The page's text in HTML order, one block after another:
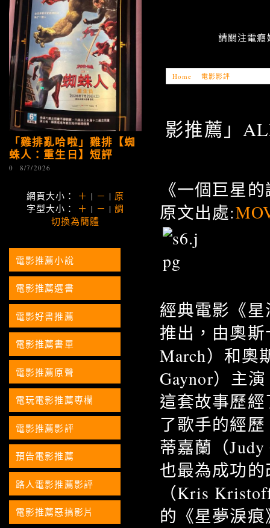
請關注電
Home 電影影評
影推薦」
《一個巨星
原文出處:
經典電影《星
推出，由奧
March）和奧
Gaynor）主
這套故事歷
了歌手的經歷
蒂嘉蘭（
也最為成功
（Kris
的《星夢淚痕
「雞排亂哈啦」雞排【蜘
蛛人：重生日】短評
0 8/7/2026
網頁大小： ＋ | － | 原
字型大小： ＋ | － |調
切換為簡體
電影推薦小說
電影推薦選書
電影好書推薦
電影推薦書單
電影推薦原聲
電玩電影推薦專欄
電影推薦影評
預告電影推薦
路人電影推薦影評
電影推薦惡搞影片